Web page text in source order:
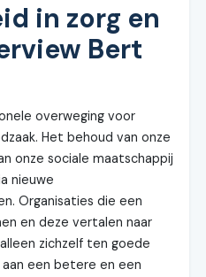
in zorg en
Bert
overweging voor
Het behoud van onze
onze sociale maatschappij
nieuwe
Organisaties die een
en deze vertalen naar
zichzelf ten goede
een betere en een